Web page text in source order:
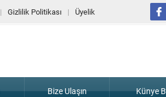
Gizlilik Politikası Üyelik
Bize Ulaşın Künye